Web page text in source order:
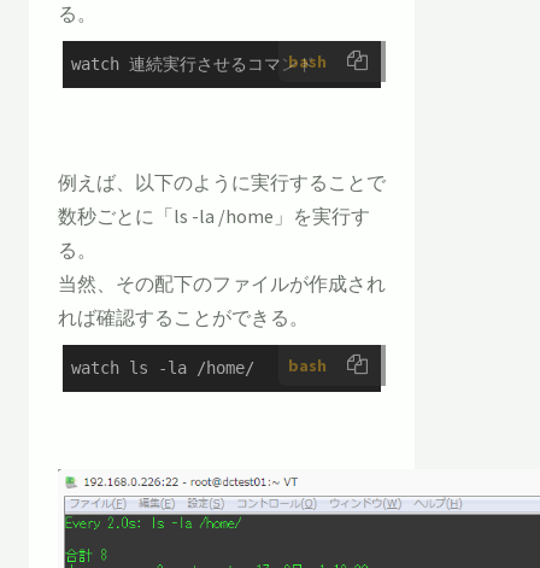
る。
bash
watch 連続実行させるコマンド
例えば、以下のように実行することで
数秒ごとに「ls -la /home」を実行す
る。
当然、その配下のファイルが作成され
れば確認することができる。
bash
watch ls -la /home/